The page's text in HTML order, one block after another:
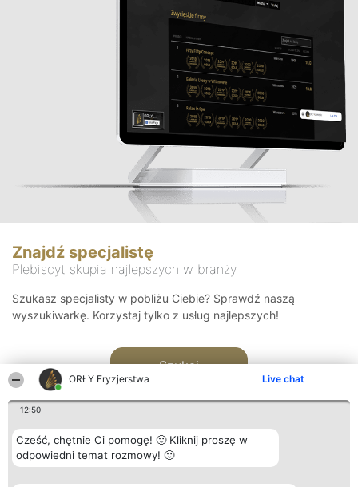
ORŁY Fryzjerstwa Live chat
12:50
Cześć, chętnie Ci pomogę! 🙂 Kliknij proszę w
odpowiedni temat rozmowy! 🙂
Znajdź specjalistę
Plebiscyt skupia najlepszych w branży
Szukasz specjalisty w pobliżu Ciebie? Sprawdź naszą
wyszukiwarkę. Korzystaj tylko z usług najlepszych!
Szukaj
Organizator plebiscytu Plebiscyt Kontakt